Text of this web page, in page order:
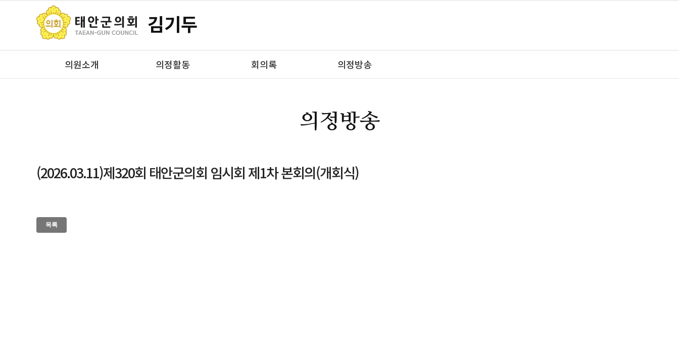
김기두
의원소개 의정활동 회의록 의정방송
의정방송
(2026.03.11)제320회 태안군의회 임시회 제1차 본회의(개회식)
목록